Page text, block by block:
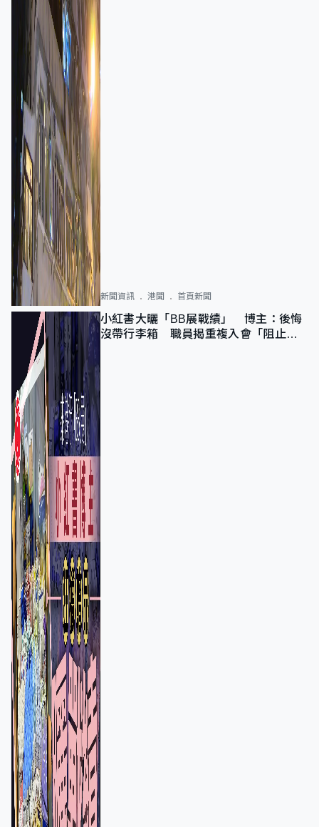
新聞資訊 港聞 首頁新聞
小紅書大曬「BB展戰績」 博主：後悔
沒帶行李箱 職員揭重複入會「阻止唔